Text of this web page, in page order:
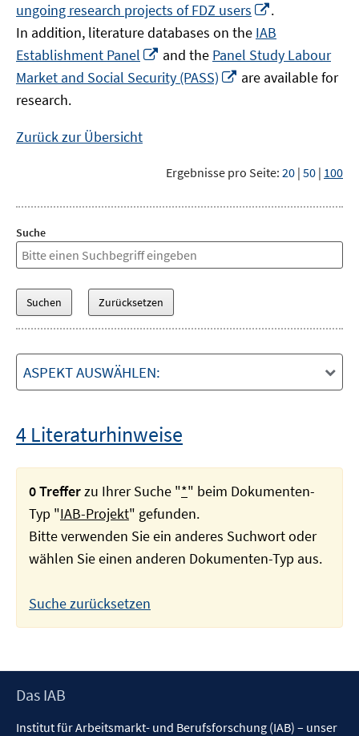
ungoing research projects of FDZ users
neuem
Fenster
öffnen
.
In addition, literature databases on the IAB
Establishment Panel
In
neuem
Fenster
and the Panel Study Labour
Market and Social Security (PASS)
In
are available for
research.
Zurück zur Übersicht
Ergebnisse pro Seite: 20 | 50 | 100
Suche
ASPEKT AUSWÄHLEN:
4 Literaturhinweise
0 Trefferzu Ihrer Suche "*" beim Dokumenten-
Typ "IAB-Projekt" gefunden.
Bitte verwenden Sie ein anderes Suchwort oder
wählen Sie einen anderen Dokumenten-Typ aus.
Suche zurücksetzen
Footer
Das IAB
Institut für Arbeitsmarkt- und Berufsforschung (IAB) – unser